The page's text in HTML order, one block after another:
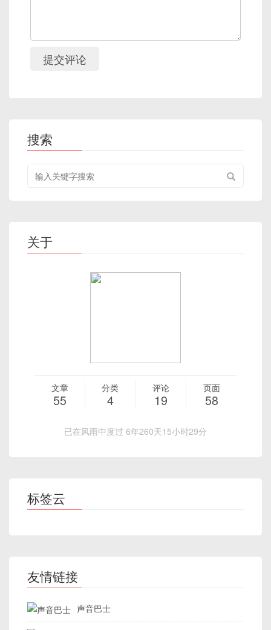
提交评论
搜索
关于
文章
55
分类
4
评论
19
页面
58
已在风雨中度过 6年260天15小时29分
标签云
友情链接
声音巴士